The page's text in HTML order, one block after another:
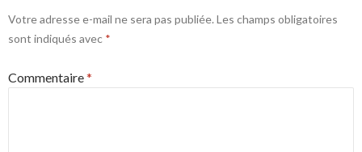
Votre adresse e-mail ne sera pas publiée.Les champs obligatoires
sont indiqués avec *
Commentaire*